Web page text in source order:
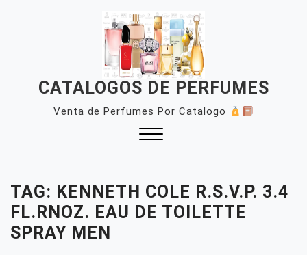
CATALOGOS DE PERFUMES
Venta de Perfumes Por Catalogo
TAG: KENNETH COLE R.S.V.P. 3.4
FL.RNOZ. EAU DE TOILETTE
SPRAY MEN